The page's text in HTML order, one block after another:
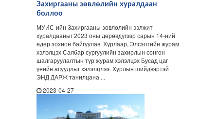
Захиргааны зөвлөлийн хуралдаан
боллоо
МУИС-ийн Захиргааны зөвлөлийн ээлжит
хуралдааныг 2023 оны дөрөвдүгээр сарын 14-ний
өдөр зохион байгуулав. Хурлаар, Элсэлтийн журам
хэлэлцэх Салбар сургуулийн захирлын сонгон
шалгаруулалтын түр журам хэлэлцэх Бусад цаг
үеийн асуудлыг хэлэлцлээ. Хурлын шийдвэртэй
ЭНД ДАРЖ танилцана ...
2023-04-27